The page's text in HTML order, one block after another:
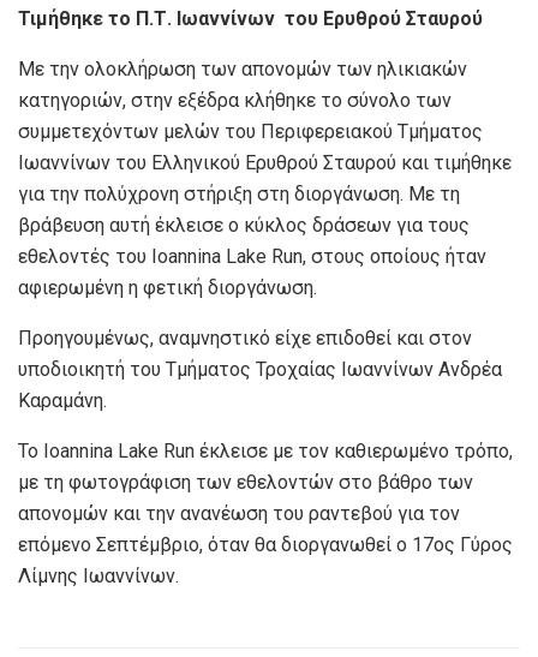
Τιμήθηκε το Π.Τ. Ιωαννίνων του Ερυθρού Σταυρού
Με την ολοκλήρωση των απονομών των ηλικιακών
κατηγοριών, στην εξέδρα κλήθηκε το σύνολο των
συμμετεχόντων μελών του Περιφερειακού Τμήματος
Ιωαννίνων του Ελληνικού Ερυθρού Σταυρού και τιμήθηκε
για την πολύχρονη στήριξη στη διοργάνωση. Με τη
βράβευση αυτή έκλεισε ο κύκλος δράσεων για τους
εθελοντές του Ioannina Lake Run, στους οποίους ήταν
αφιερωμένη η φετική διοργάνωση.
Προηγουμένως, αναμνηστικό είχε επιδοθεί και στον
υποδιοικητή του Τμήματος Τροχαίας Ιωαννίνων Ανδρέα
Καραμάνη.
Το Ioannina Lake Run έκλεισε με τον καθιερωμένο τρόπο,
με τη φωτογράφιση των εθελοντών στο βάθρο των
απονομών και την ανανέωση του ραντεβού για τον
επόμενο Σεπτέμβριο, όταν θα διοργανωθεί ο 17ος Γύρος
Λίμνης Ιωαννίνων.